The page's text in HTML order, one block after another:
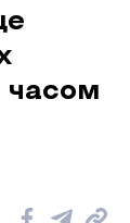
часом